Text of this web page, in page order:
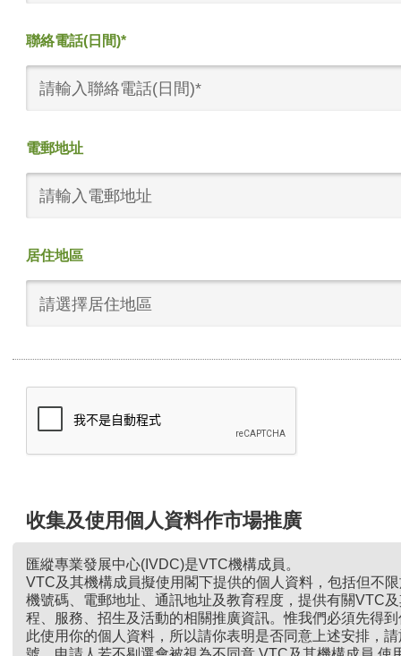
聯絡電話(日間)*
電郵地址
居住地區
請選擇居住地區
收集及使用個人資料作市場推廣
匯縱專業發展中心(IVDC)是VTC機構成員。
VTC及其機構成員擬使用閣下提供的個人資料，包括但不
機號碼、電郵地址、通訊地址及教育程度，提供有關VTC
程、服務、招生及活動的相關推廣資訊。惟我們必須先得
此使用你的個人資料，所以請你表明是否同意上述安排，